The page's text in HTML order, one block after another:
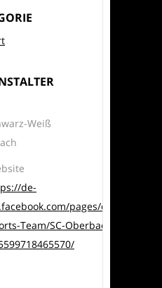
Weiß
de-
pages/category/
Team/SC-Oberbach-